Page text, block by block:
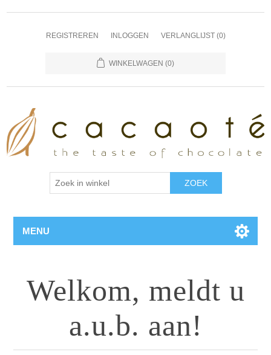
REGISTREREN INLOGGEN VERLANGLIJST (0)
WINKELWAGEN (0)
MENU
Welkom, meldt u
a.u.b. aan!